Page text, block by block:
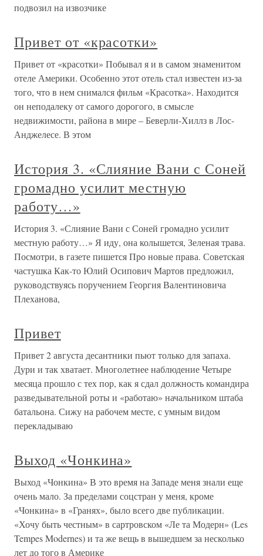
подвозил на извозчике
Привет от «красотки»
Привет от «красотки» Побывал я и в самом знаменитом
отеле Америки. Особенно этот отель стал известен из-за
того, что в нем снимался фильм «Красотка». Находится
он неподалеку от самого дорогого, в смысле
недвижимости, района в мире – Беверли-Хиллз в Лос-
Анджелесе. В этом
История 3. «Слияние Вани с Соней
громадно усилит местную
работу…»
История 3. «Слияние Вани с Соней громадно усилит
местную работу…» Я иду, она колышется, Зеленая трава.
Посмотри, в газете пишется Про новые права. Советская
частушка Как-то Юлий Осипович Мартов предложил,
руководствуясь поручением Георгия Валентиновича
Плеханова,
Привет
Привет 2 августа десантники пьют только для запаха.
Дури и так хватает. Многолетнее наблюдение Четыре
месяца прошло с тех пор, как я сдал должность командира
разведывательной роты и «работаю» начальником штаба
батальона. Сижу на рабочем месте, с умным видом
перекладываю
Выход «Чонкина»
Выход «Чонкина» В это время на Западе меня знали еще
очень мало. За пределами соцстран у меня, кроме
«Чонкина» в «Гранях», было всего две публикации.
«Хочу быть честным» в сартровском «Ле та Модерн» (Les
Tempes Modernes) и та же вещь в вышедшем за несколько
лет до того в Америке